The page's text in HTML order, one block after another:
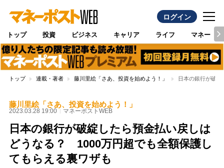
ログイン
トップ 投資 ビジネス キャリア ライフ マネー
トップ 連載・著者 藤川里絵「さあ、投資を始めよう！」 日本の銀行が破
藤川里絵「さあ、投資を始めよう！」
2023.03.28 19:00 マネーポストWEB
日本の銀行が破綻したら預金払い戻しは
どうなる？ 1000万円超でも全額保護し
てもらえる裏ワザも